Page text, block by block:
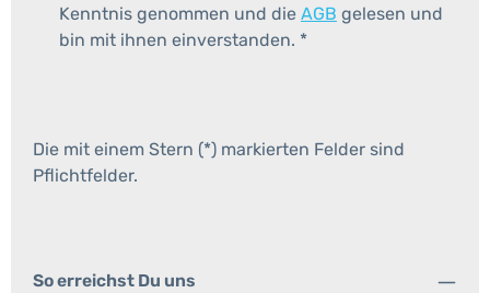
Kenntnis genommen und die AGB gelesen und
bin mit ihnen einverstanden. *
Die mit einem Stern (*) markierten Felder sind
Pflichtfelder.
So erreichst Du uns